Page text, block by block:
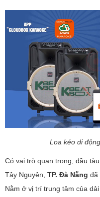
Loa kéo di
Có vai trò quan trọng, đầu
Tây Nguyên, TP. Đà Nẵng đã
Nằm ở vị trí trung tâm của